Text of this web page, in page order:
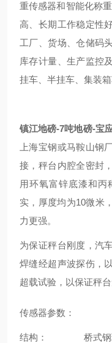
重传感器和智能化称
高、长期工作稳定性
工厂、货场、仓储码
库存计量、生产监控
挂车、半挂车、集装
镇江地磅-7吨地磅-宝
上海宝钢或马鞍山钢
接，秤台内腔全密封
用环氧富锌底漆和
实，厚度均为10微米
力更强。
为保证秤台刚度，汽
焊缝经超声波探伤，
超载试验，以保证秤台
传感器参数：
结构： 桥式钢